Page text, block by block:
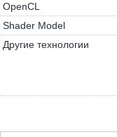
OpenCL
Shader Model
Другие технологии